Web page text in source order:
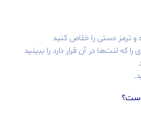
و ترمز دستی را خلاص کنید
که لنت‌ها در آن قرار دارد را ببینید
است؟